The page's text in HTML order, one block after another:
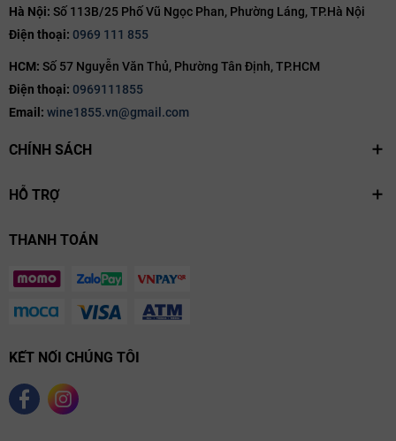
Hà Nội: Số 113B/25 Phố Vũ Ngọc Phan, Phường Láng, TP.Hà Nội
Điện thoại: 0969 111 855
HCM: Số 57 Nguyễn Văn Thủ, Phường Tân Định, TP.HCM
Điện thoại: 0969111855
Email: wine1855.vn@gmail.com
CHÍNH SÁCH
HỖ TRỢ
THANH TOÁN
KẾT NỐI CHÚNG TÔI